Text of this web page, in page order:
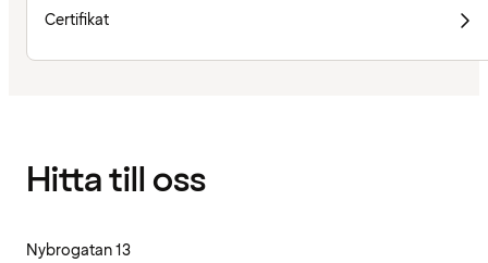
Certifikat
Hitta till oss
Nybrogatan 13